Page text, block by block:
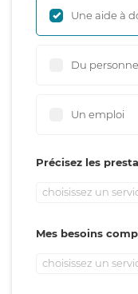
Une aide à
Du
Un emploi
Précisez les
choisissez un
Mes besoins
choisissez un